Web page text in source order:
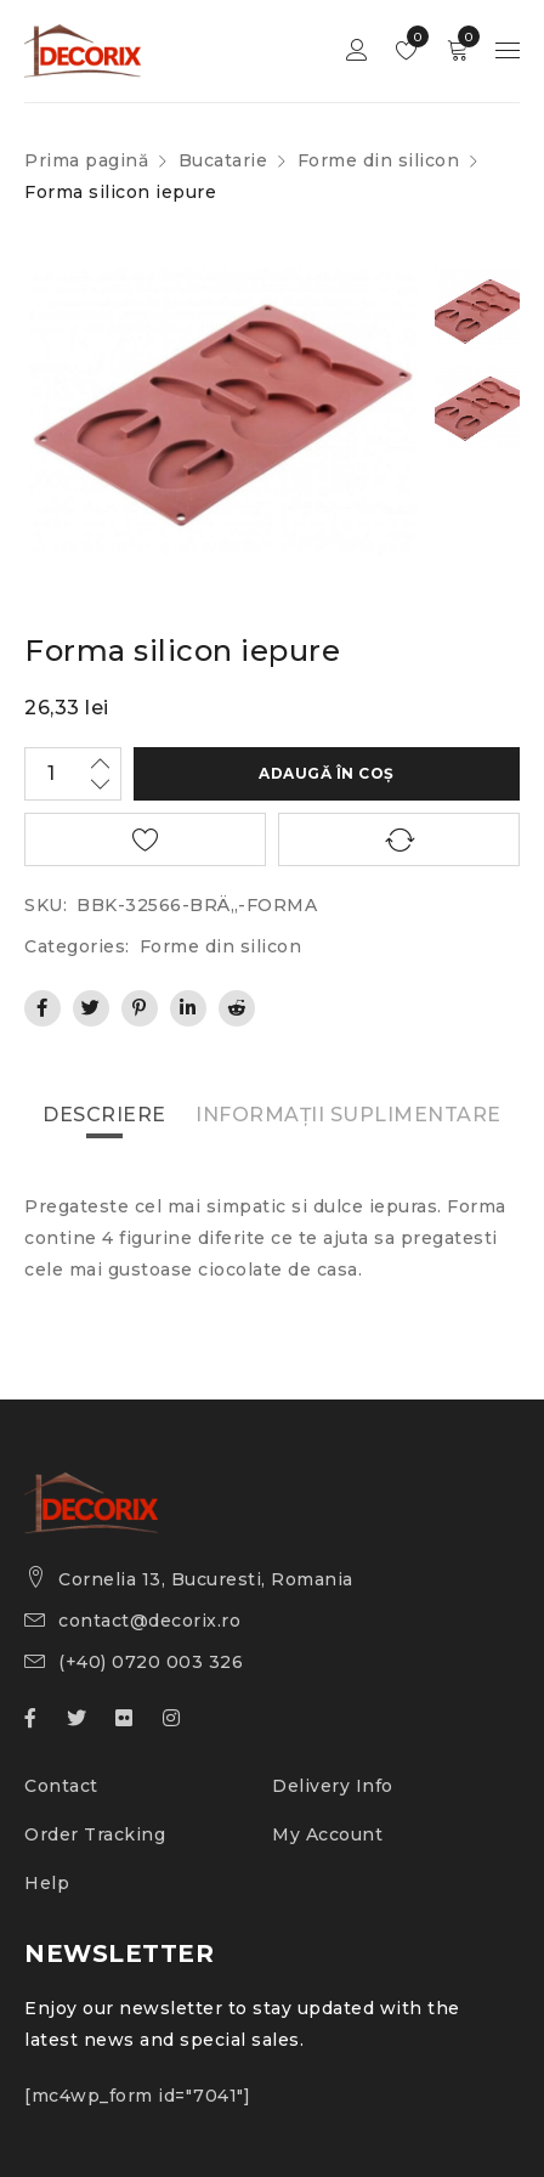
0
0
Prima pagină Bucatarie
Forme din silicon
Forma silicon iepure
Forma silicon iepure
26,33 lei
ADAUGĂ ÎN COȘ
SKU: BBK-32566-BRÄ„-FORMA
Categories:
Forme din silicon
DESCRIERE INFORMAȚII SUPLIMENTARE
Pregateste cel mai simpatic si dulce iepuras. Forma
contine 4 figurine diferite ce te ajuta sa pregatesti
cele mai gustoase ciocolate de casa.
Cornelia 13, Bucuresti, Romania
contact@decorix.ro
(+40) 0720 003 326
Contact Delivery Info
Order Tracking My Account
Help
NEWSLETTER
Enjoy our newsletter to stay updated with the
latest news and special sales.
[mc4wp_form id="7041"]